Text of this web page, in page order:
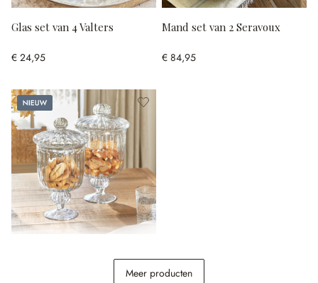
Glas set van 4 Valters
€ 24,95
Mand set van 2 Seravoux
€ 84,95
Nieuw
Meer producten